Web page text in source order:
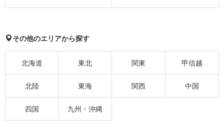
その他のエリアから探す
北海道 東北 関東 甲信越
北陸 東海 関西 中国
四国 九州・沖縄